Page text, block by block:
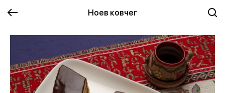
Ноев ковчег